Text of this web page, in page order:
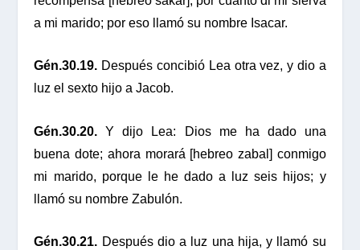
a mi marido; por eso llamó su nombre Isacar.
Gén.30.19. Después concibió Lea otra vez, y dio a
luz el sexto hijo a Jacob.
Gén.30.20. Y dijo Lea: Dios me ha dado una
buena dote; ahora morará [hebreo zabal] conmigo
mi marido, porque le he dado a luz seis hijos; y
llamó su nombre Zabulón.
Gén.30.21. Después dio a luz una hija, y llamó su